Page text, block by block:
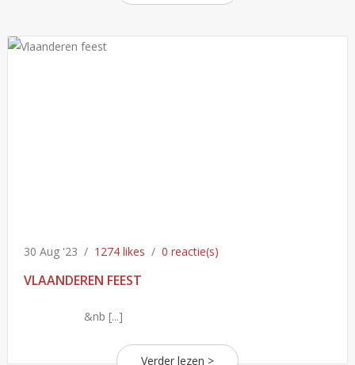
30 Aug '23 / 1274 likes / 0 reactie(s)
VLAANDEREN FEEST
&nb [...]
Verder lezen >